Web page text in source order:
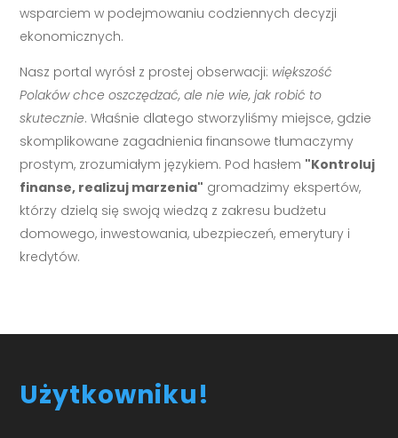
wsparciem w podejmowaniu codziennych decyzji
ekonomicznych.
Nasz portal wyrósł z prostej obserwacji: większość
Polaków chce oszczędzać, ale nie wie, jak robić to
skutecznie. Właśnie dlatego stworzyliśmy miejsce, gdzie
skomplikowane zagadnienia finansowe tłumaczymy
prostym, zrozumiałym językiem. Pod hasłem "Kontroluj
finanse, realizuj marzenia" gromadzimy ekspertów,
którzy dzielą się swoją wiedzą z zakresu budżetu
domowego, inwestowania, ubezpieczeń, emerytury i
kredytów.
Użytkowniku!